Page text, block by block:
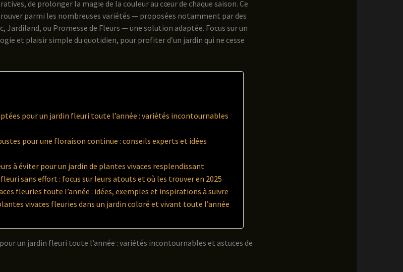
de prolonger la magie de la couleur au cœur de chaque saison. Ce
parmi les nombreuses variétés — proposées notamment par des
ou Promesse de Fleurs — une solution adaptée. Focus sur un
et plaisir simple du quotidien, pour profiter d’un jardin qui ne cesse
pour un jardin fleuri toute l’année : variétés incontournables
pour une floraison continue : conseils experts et idées
à éviter pour un jardin de plantes vivaces resplendissant
sans effort : focus sur leurs atouts et où les trouver en 2025
fleuries toute l’année : idées, exemples et inspirations à suivre
vivaces fleuries dans un jardin coloré et vivant toute l’année
un jardin fleuri toute l’année : variétés incontournables et astuces de